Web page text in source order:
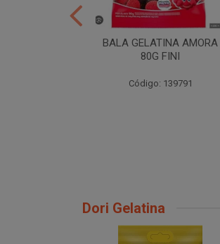
BALA GELATINA AMORA
80G FINI
Código: 139791
Dori Gelatina